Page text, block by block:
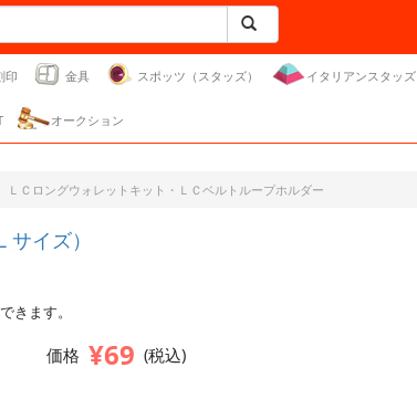
印 金具 スポッツ（スタッズ） イタリアンスタッズ
オークション
ＬＣロングウォレットキット・ＬＣベルトループホルダー
イズ）
きます。
価格 ¥69 (税込)